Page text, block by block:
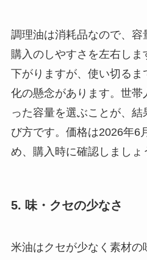
調理油は消耗品なので、容
購入のしやすさを左右し
下がりますが、使い切るま
化の懸念があります。世帯
った容量を選ぶことが、
び方です。価格は2026年6
め、購入時に確認しましょ
5. 味・クセの少なさ
米油はクセが少なく素材の